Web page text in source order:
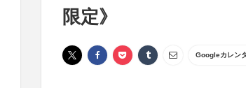
限定》
Googleカレン